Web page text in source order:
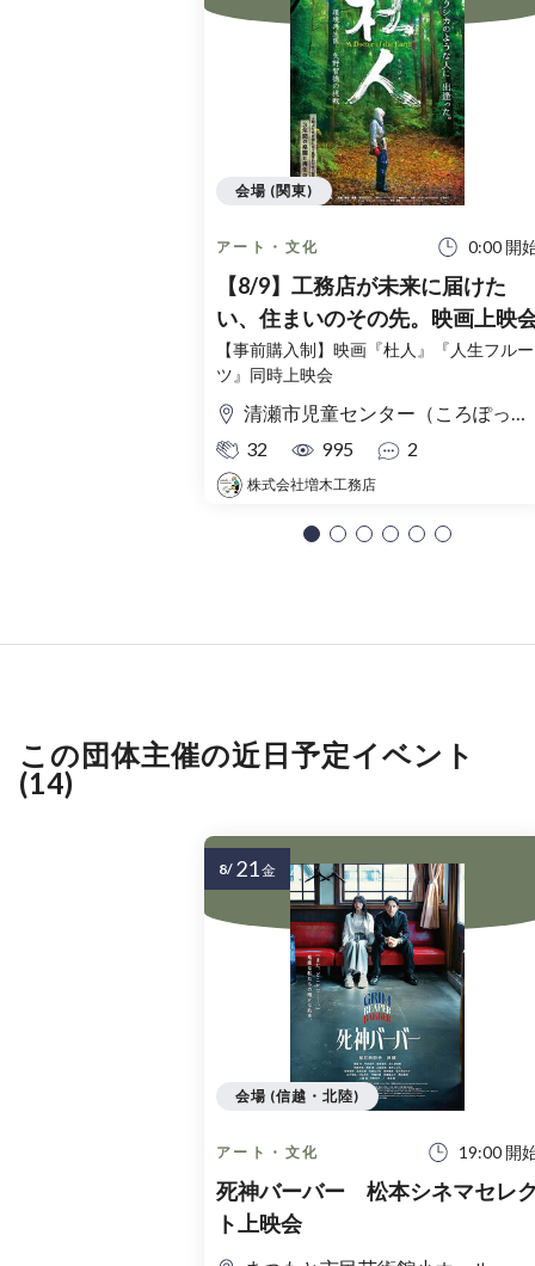
アート・文化 0:00 開
【8/9】工務店が未来に届けた
い、住まいのその先。映画上映
【事前購入制】映画『杜人』『人生フルー
ツ』同時上映会
清瀬市児童センター（ころぽっくる）東京都清瀬市中清戸3-235-5
32
995 2
株式会社増木工務店
会場 (関東)
この団体主催の近日予定イベント
(14)
アート・文化 19:00 開
死神バーバー 松本シネマセレ
ト上映会
会場 (信越・北陸)
8/ 21金